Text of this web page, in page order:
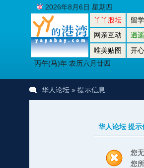
丫丫股坛 留
网亲互动
逍
唯美贴图
开
丙午(马)年 农历六月廿四
2026年8月6日 星期四
华人论坛» 提示信息
华人论坛 提示
您
您